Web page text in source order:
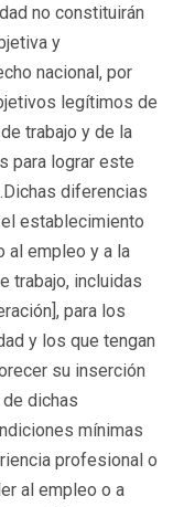
no constituirán
y
nacional, por
legítimos de
trabajo y de la
para lograr este
diferencias
establecimiento
al empleo y a la
trabajo, incluidas
para los
y los que tengan
su inserción
dichas
mínimas
profesional o
al empleo o a